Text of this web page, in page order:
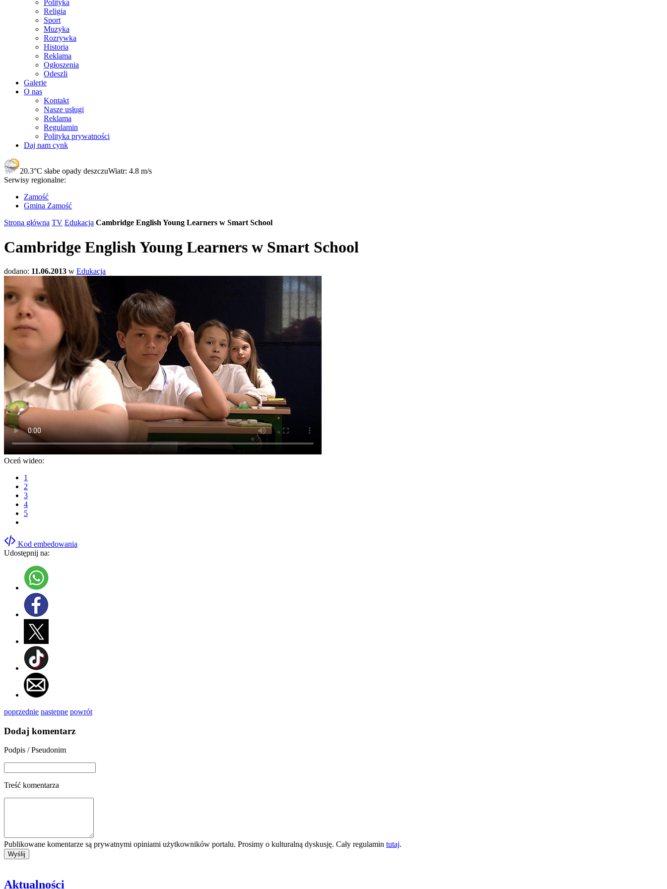
Polityka
Religia
Sport
Muzyka
Rozrywka
Historia
Reklama
Ogłoszenia
Odeszli
Galerie
O nas
Kontakt
Nasze usługi
Reklama
Regulamin
Polityka prywatności
Daj nam cynk
20.3°C słabe opady deszczuWiatr: 4.8 m/s
Serwisy regionalne:
Zamość
Gmina Zamość
Strona główna TV Edukacja Cambridge English Young Learners w Smart School
Cambridge English Young Learners w Smart School
dodano: 11.06.2013 w Edukacja
Oceń wideo:
1
2
3
4
5
Kod embedowania
Udostępnij na:
poprzednie następne powrót
Dodaj komentarz
Podpis / Pseudonim
Treść komentarza
Publikowane komentarze są prywatnymi opiniami użytkowników portalu. Prosimy o kulturalną dyskusję. Cały regulamin tutaj.
Aktualności